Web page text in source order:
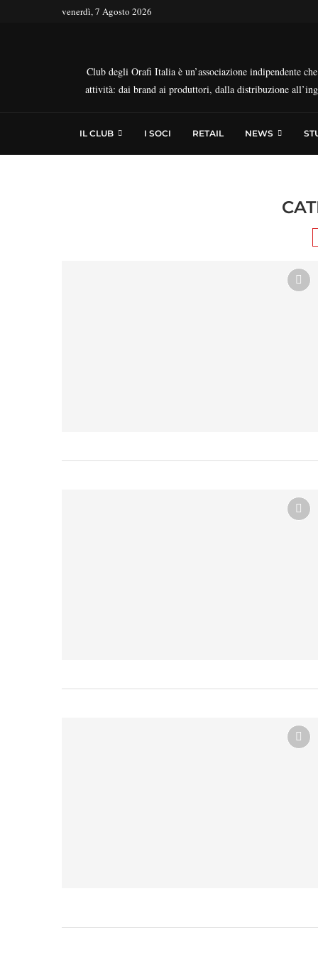
venerdì, 7 Agosto 2026
Club degli Orafi Italia è un’associazione indipendente
attività: dai brand ai produttori, dalla distribuzione
IL CLUB I SOCI RETAIL NEWS